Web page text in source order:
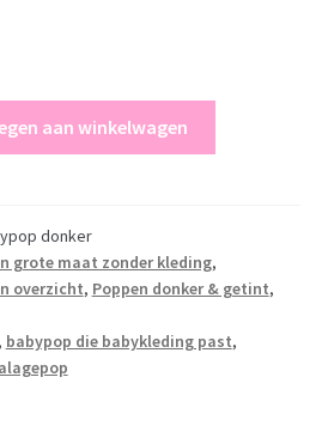
aan winkelwagen
donker
grote maat zonder kleding,
overzicht, Poppen donker & getint,
, babypop die babykleding past,